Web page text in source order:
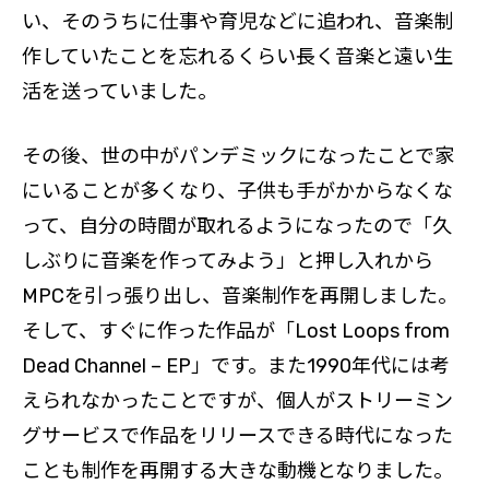
い、そのうちに仕事や育児などに追われ、音楽制
作していたことを忘れるくらい長く音楽と遠い生
活を送っていました。
その後、世の中がパンデミックになったことで家
にいることが多くなり、子供も手がかからなくな
って、自分の時間が取れるようになったので「久
しぶりに音楽を作ってみよう」と押し入れから
MPCを引っ張り出し、音楽制作を再開しました。
そして、すぐに作った作品が「Lost Loops from
Dead Channel – EP」です。また1990年代には考
えられなかったことですが、個人がストリーミン
グサービスで作品をリリースできる時代になった
ことも制作を再開する大きな動機となりました。